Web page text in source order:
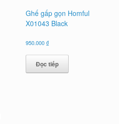
Ghế gấp gọn Homful
X01043 Black
950.000₫
Đọc tiếp